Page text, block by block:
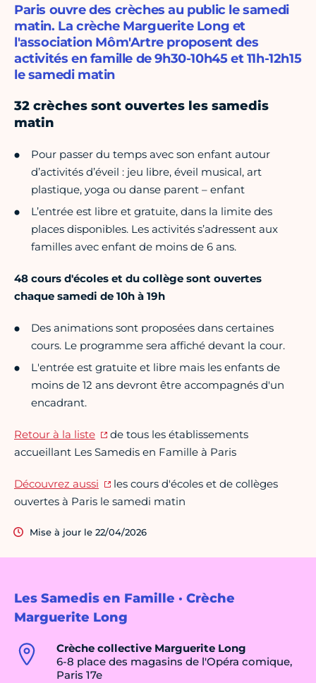
Les Samedis en Famille · Crèche
Marguerite Long
Crèche collective Marguerite Long
6-8 place des magasins de l'Opéra comique,
Paris 17e
Paris ouvre des crèches au public le samedi
matin. La crèche Marguerite Long et
l'association Môm'Artre proposent des
activités en famille de 9h30-10h45 et 11h-12h15
le samedi matin
32 crèches sont ouvertes les samedis
matin
Pour passer du temps avec son enfant autour
d’activités d’éveil : jeu libre, éveil musical, art
plastique, yoga ou danse parent – enfant
L’entrée est libre et gratuite, dans la limite des
places disponibles. Les activités s’adressent aux
familles avec enfant de moins de 6 ans.
48 cours d'écoles et du collège sont ouvertes
chaque samedi de 10h à 19h
Des animations sont proposées dans certaines
cours. Le programme sera affiché devant la cour.
L'entrée est gratuite et libre mais les enfants de
moins de 12 ans devront être accompagnés d'un
encadrant.
Retour à la liste
de tous les établissements
accueillant Les Samedis en Famille à Paris
Découvrez aussi
les cours d'écoles et de collèges
ouvertes à Paris le samedi matin
Mise à jour le 22/04/2026